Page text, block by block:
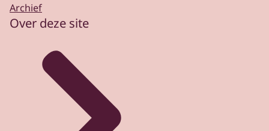
Archief
Over deze site